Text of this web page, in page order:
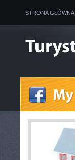
STRONA GŁÓWNA